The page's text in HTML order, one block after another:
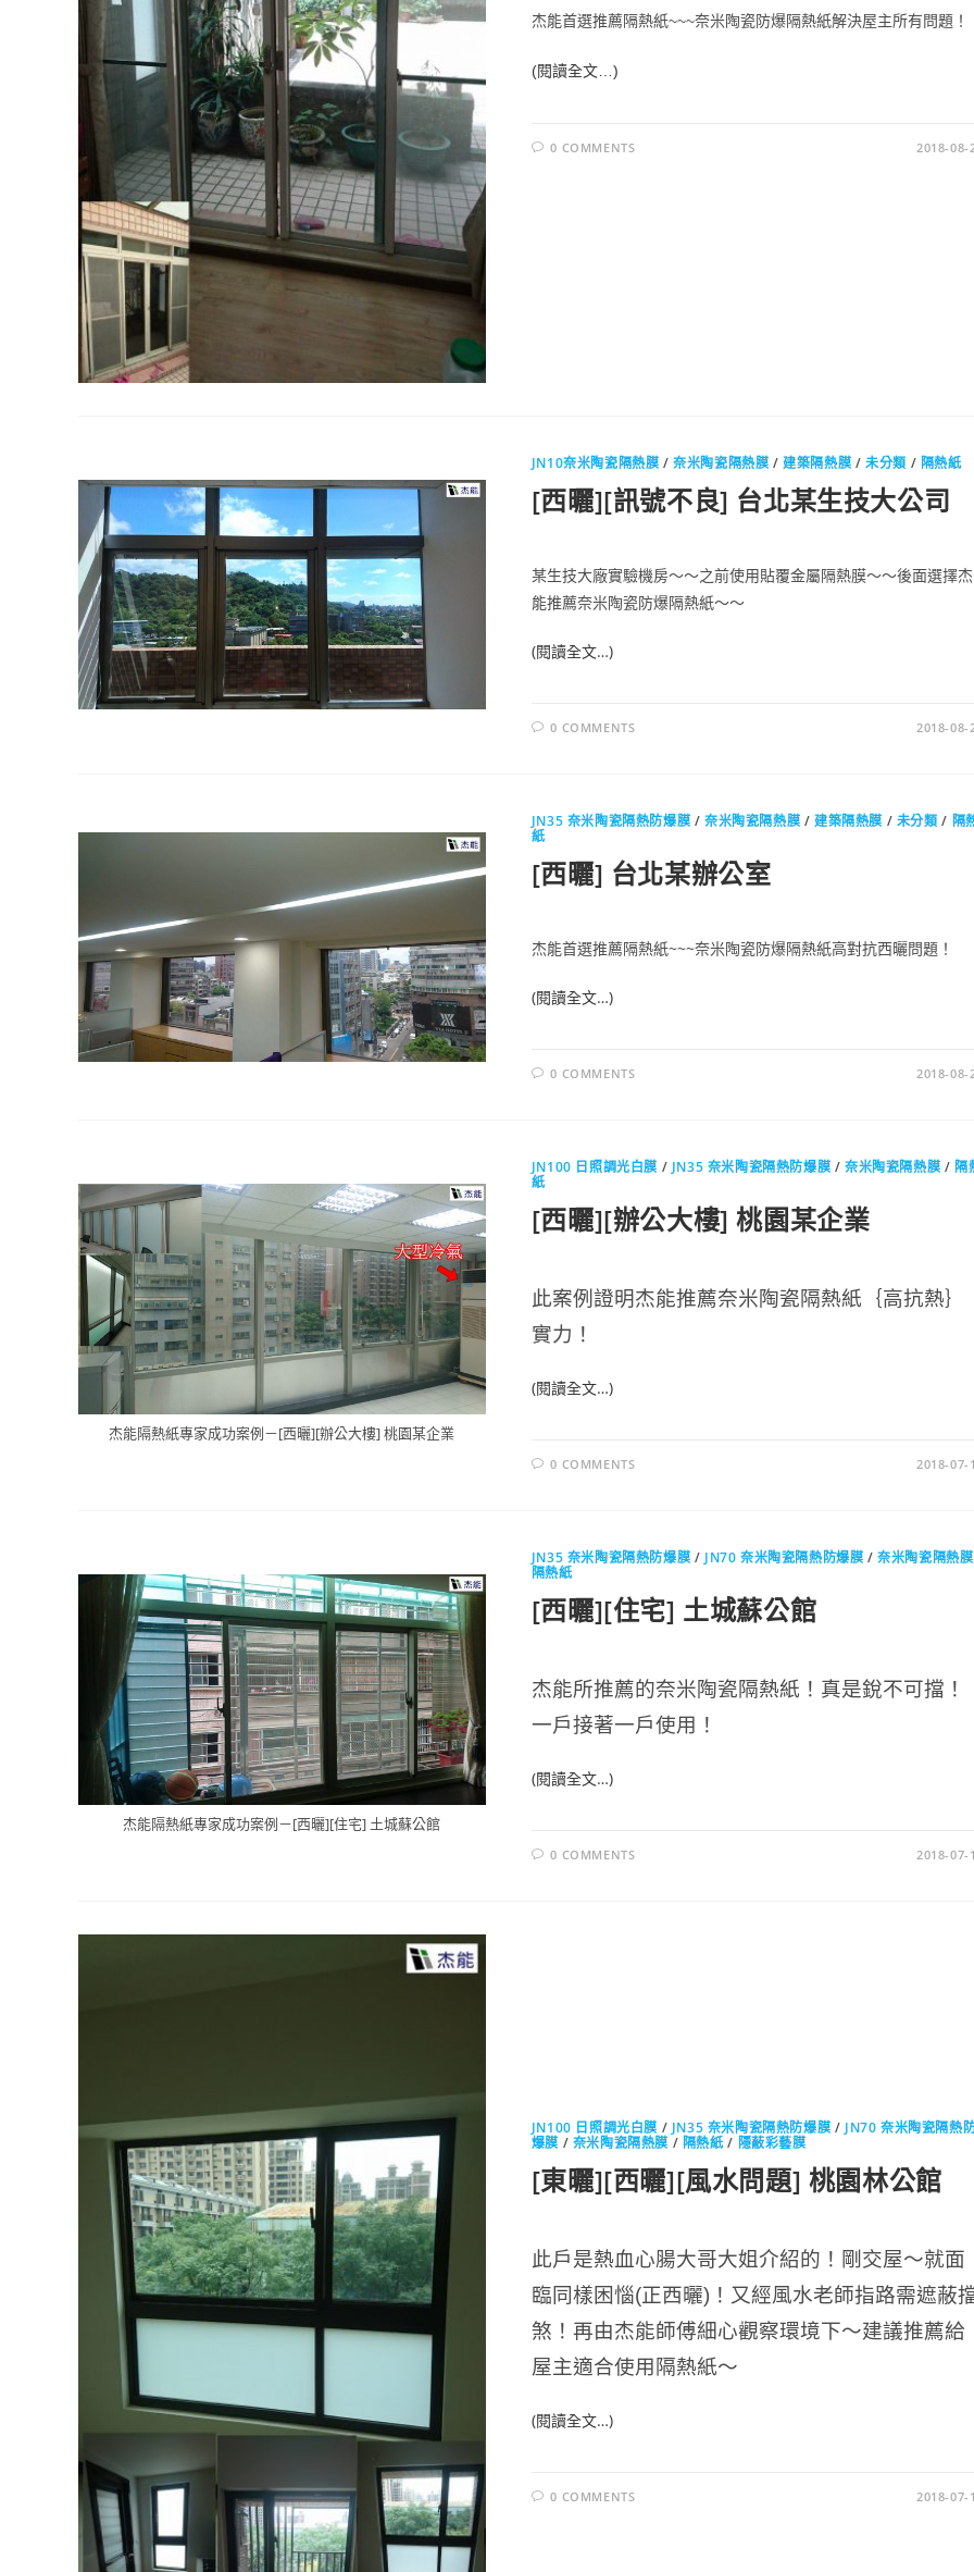
杰能首選推薦隔熱紙~~~奈米陶瓷防爆隔熱紙解決屋主所有問題！
(閱讀全文…)
0 COMMENTS 2018-08-
JN10奈米陶瓷隔熱膜 /奈米陶瓷隔熱膜 /建築隔熱膜 /未分類 / 隔熱紙
[西曬][訊號不良] 台北某生技大公司
某生技大廠實驗機房～～之前使用貼覆金屬隔熱膜～～後面選擇杰
能推薦奈米陶瓷防爆隔熱紙～～
(閱讀全文…)
0 COMMENTS 2018-08-
JN35 奈米陶瓷隔熱防爆膜 /奈米陶瓷隔熱膜 /建築隔熱膜 / 未分類 / 隔
紙
[西曬] 台北某辦公室
杰能首選推薦隔熱紙~~~奈米陶瓷防爆隔熱紙高對抗西曬問題！
(閱讀全文…)
0 COMMENTS 2018-08-
杰能隔熱紙專家成功案例－[西曬][辦公大樓] 桃園某企業
JN100 日照調光白膜 / JN35 奈米陶瓷隔熱防爆膜 /奈米陶瓷隔熱膜 / 隔
紙
[西曬][辦公大樓] 桃園某企業
此案例證明杰能推薦奈米陶瓷隔熱紙｛高抗熱｝
實力！
(閱讀全文…)
0 COMMENTS 2018-07-
杰能隔熱紙專家成功案例－[西曬][住宅] 土城蘇公館
JN35 奈米陶瓷隔熱防爆膜 / JN70 奈米陶瓷隔熱防爆膜 /奈米陶瓷隔熱膜
隔熱紙
[西曬][住宅] 土城蘇公館
杰能所推薦的奈米陶瓷隔熱紙！真是銳不可擋！
一戶接著一戶使用！
(閱讀全文…)
0 COMMENTS 2018-07-
JN100 日照調光白膜 / JN35 奈米陶瓷隔熱防爆膜 / JN70 奈米陶瓷隔熱
爆膜 / 奈米陶瓷隔熱膜 / 隔熱紙/ 隱蔽彩藝膜
[東曬][西曬][風水問題] 桃園林公館
此戶是熱血心腸大哥大姐介紹的！剛交屋～就面
臨同樣困惱(正西曬)！又經風水老師指路需遮蔽
煞！再由杰能師傅細心觀察環境下～建議推薦給
屋主適合使用隔熱紙～
(閱讀全文…)
0 COMMENTS 2018-07-